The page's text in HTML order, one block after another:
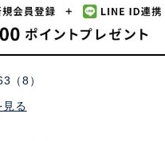
8
る